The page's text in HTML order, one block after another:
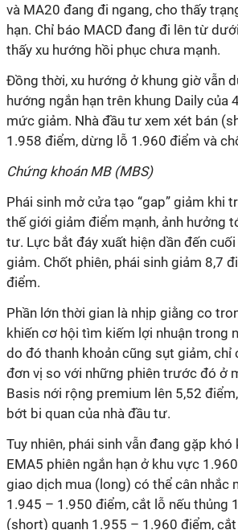
và MA20 đang đi ngang, cho thấy
hạn. Chỉ báo MACD đang đi lên từ
thấy xu hướng hồi phục chưa mạnh.
Đồng thời, xu hướng ở khung giờ vẫn
hướng ngắn hạn trên khung Daily của
mức giảm. Nhà đầu tư xem xét bán
1.958 điểm, dừng lỗ 1.960 điểm và
Chứng khoán MB (MBS)
Phái sinh mở cửa tạo “gap” giảm khi
thế giới giảm điểm mạnh, ảnh hưởng
tư. Lực bắt đáy xuất hiện dần đến
giảm. Chốt phiên, phái sinh giảm 8,7
điểm.
Phần lớn thời gian là nhịp giằng co
khiến cơ hội tìm kiếm lợi nhuận trong
do đó thanh khoản cũng sụt giảm, chỉ
đơn vị so với những phiên trước đó ở
Basis nới rộng premium lên 5,52
bớt bi quan của nhà đầu tư.
Tuy nhiên, phái sinh vẫn đang gặp
EMA5 phiên ngắn hạn ở khu vực
giao dịch mua (long) có thể cân nhắc
1.945 – 1.950 điểm, cắt lỗ nếu thủng
(short) quanh 1.955 – 1.960 điểm,